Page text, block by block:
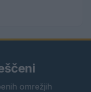
omrežjih